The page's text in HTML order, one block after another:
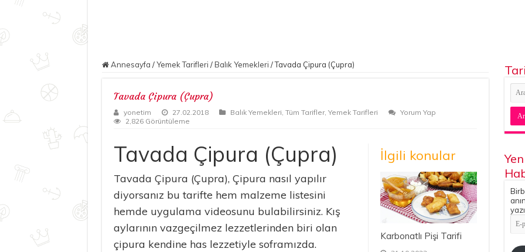
Annesayfa / Yemek Tarifleri / Balık Yemekleri /Tavada Çipura (Çupra)
Tavada Çipura (Çupra)
yonetim 27.02.2018 Balık Yemekleri, Tüm Tarifler, Yemek Tarifleri
Yorum Yap
2,826 Görüntüleme
İlgili konular
Karbonatlı Pişi Tarifi
Tavada Çipura (Çupra)
Tavada Çipura (Çupra), Çipura nasıl yapılır
diyorsanız bu tarifte hem malzeme listesini
hemde uygulama videosunu bulabilirsiniz. Kış
aylarının vazgeçilmez lezzetlerinden biri olan
çipura kendine has lezzetiyle soframızda.
E-